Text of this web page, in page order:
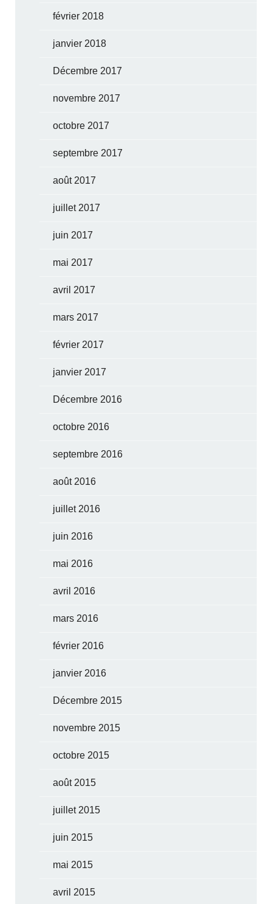
février 2018
janvier 2018
Décembre 2017
novembre 2017
octobre 2017
septembre 2017
août 2017
juillet 2017
juin 2017
mai 2017
avril 2017
mars 2017
février 2017
janvier 2017
Décembre 2016
octobre 2016
septembre 2016
août 2016
juillet 2016
juin 2016
mai 2016
avril 2016
mars 2016
février 2016
janvier 2016
Décembre 2015
novembre 2015
octobre 2015
août 2015
juillet 2015
juin 2015
mai 2015
avril 2015